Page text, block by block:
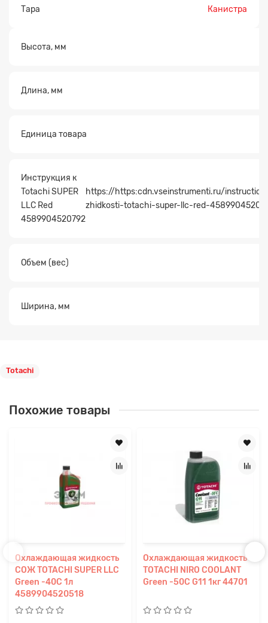
Тара Канистра
Высота, мм
Длина, мм
Единица товара
Инструкция к
Totachi SUPER
LLC Red
4589904520792
https://https:cdn.vseinstrumenti.ru/
zhidkosti-totachi-super-llc-red-
Объем (вес)
Ширина, мм
Totachi
Похожие товары
Охлаждающая жидкость
СОЖ TOTACHI SUPER LLC
Green -40C 1л
4589904520518
Охлаждающая жидкость
TOTACHI NIRO COOLANT
Green -50C G11 1кг 44701